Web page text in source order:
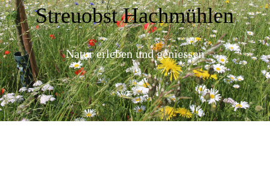
Streuobst Hachmühlen
Natur erleben und geniessen